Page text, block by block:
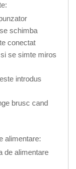
schimba
conectat
se simte miros
introdus
brusc cand
alimentare:
de alimentare